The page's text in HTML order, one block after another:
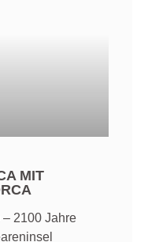
MIT
2100 Jahre